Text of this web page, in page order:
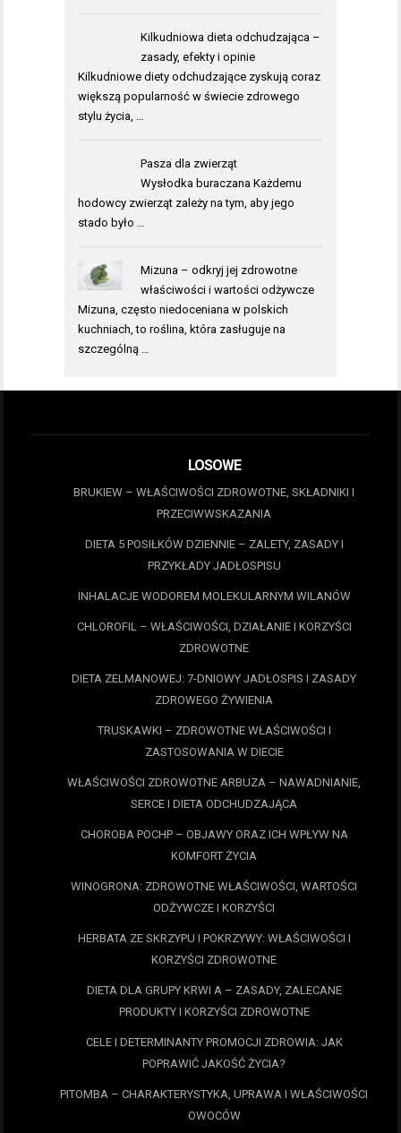
Kilkudniowa dieta odchudzająca –
zasady, efekty i opinie
Kilkudniowe diety odchudzające zyskują coraz
większą popularność w świecie zdrowego
stylu życia, …
Pasza dla zwierząt
Wysłodka buraczana Każdemu
hodowcy zwierząt zależy na tym, aby jego
stado było …
Mizuna – odkryj jej zdrowotne
właściwości i wartości odżywcze
Mizuna, często niedoceniana w polskich
kuchniach, to roślina, która zasługuje na
szczególną …
LOSOWE
BRUKIEW – WŁAŚCIWOŚCI ZDROWOTNE, SKŁADNIKI I
PRZECIWWSKAZANIA
DIETA 5 POSIŁKÓW DZIENNIE – ZALETY, ZASADY I
PRZYKŁADY JADŁOSPISU
INHALACJE WODOREM MOLEKULARNYM WILANÓW
CHLOROFIL – WŁAŚCIWOŚCI, DZIAŁANIE I KORZYŚCI
ZDROWOTNE
DIETA ZELMANOWEJ: 7-DNIOWY JADŁOSPIS I ZASADY
ZDROWEGO ŻYWIENIA
TRUSKAWKI – ZDROWOTNE WŁAŚCIWOŚCI I
ZASTOSOWANIA W DIECIE
WŁAŚCIWOŚCI ZDROWOTNE ARBUZA – NAWADNIANIE,
SERCE I DIETA ODCHUDZAJĄCA
CHOROBA POCHP – OBJAWY ORAZ ICH WPŁYW NA
KOMFORT ŻYCIA
WINOGRONA: ZDROWOTNE WŁAŚCIWOŚCI, WARTOŚCI
ODŻYWCZE I KORZYŚCI
HERBATA ZE SKRZYPU I POKRZYWY: WŁAŚCIWOŚCI I
KORZYŚCI ZDROWOTNE
DIETA DLA GRUPY KRWI A – ZASADY, ZALECANE
PRODUKTY I KORZYŚCI ZDROWOTNE
CELE I DETERMINANTY PROMOCJI ZDROWIA: JAK
POPRAWIĆ JAKOŚĆ ŻYCIA?
PITOMBA – CHARAKTERYSTYKA, UPRAWA I WŁAŚCIWOŚCI
OWOCÓW